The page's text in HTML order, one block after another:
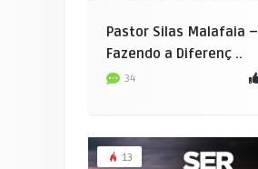
Pastor Silas Malafaia –
Fazendo a Diferenç ..
34
13